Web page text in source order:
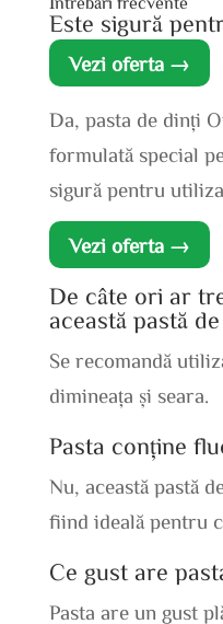
Este sigură
Vezi oferta →
Da, pasta de dinți
formulată special
sigură pentru
Vezi oferta →
De câte ori ar
această pastă
Se recomandă
dimineața și seara.
Pasta conține
Nu, această pastă
fiind ideală pentru
Ce gust are
Pasta are un gust